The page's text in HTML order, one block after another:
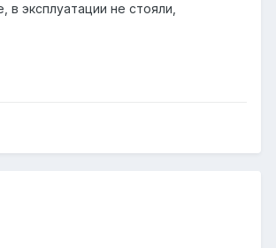
эксплуатации не стояли,